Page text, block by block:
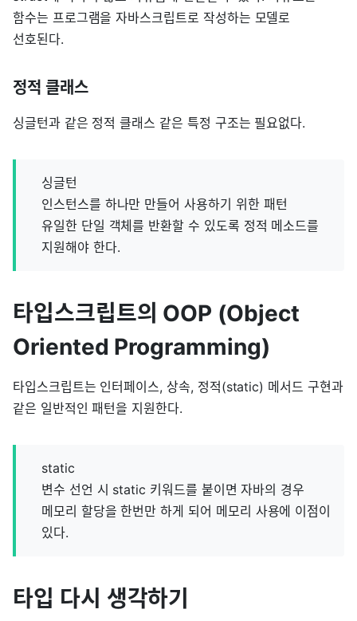
함수는 프로그램을 자바스크립트로 작성하는 모델로
선호된다.
정적 클래스
싱글턴과 같은 정적 클래스 같은 특정 구조는 필요없다.
싱글턴
인스턴스를 하나만 만들어 사용하기 위한 패턴
유일한 단일 객체를 반환할 수 있도록 정적 메소드를
지원해야 한다.
타입스크립트의 OOP (Object
Oriented Programming)
타입스크립트는 인터페이스, 상속, 정적(static) 메서드 구현과
같은 일반적인 패턴을 지원한다.
static
변수 선언 시 static 키워드를 붙이면 자바의 경우
메모리 할당을 한번만 하게 되어 메모리 사용에 이점이
있다.
타입 다시 생각하기